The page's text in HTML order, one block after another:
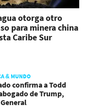
otorga otro
para minera china
Caribe Sur
& MUNDO
confirma a Todd
de Trump,